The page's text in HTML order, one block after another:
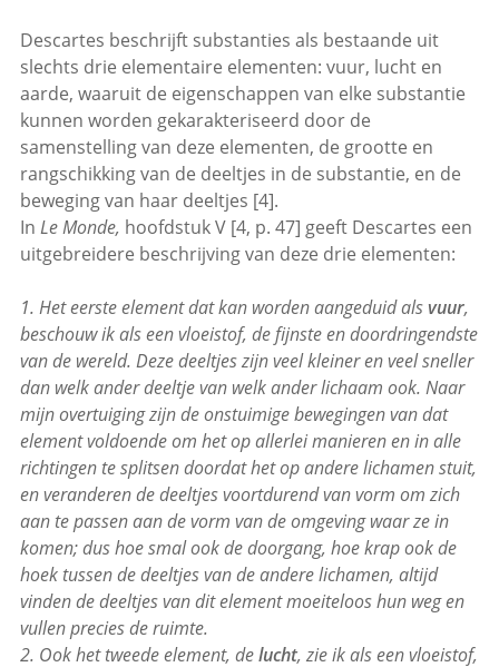
Descartes beschrijft substanties als bestaande uit
slechts drie elementaire elementen: vuur, lucht en
aarde, waaruit de eigenschappen van elke substantie
kunnen worden gekarakteriseerd door de
samenstelling van deze elementen, de grootte en
rangschikking van de deeltjes in de substantie, en de
beweging van haar deeltjes [4].
In Le Monde, hoofdstuk V [4, p. 47] geeft Descartes een
uitgebreidere beschrijving van deze drie elementen:
1. Het eerste element dat kan worden aangeduid alsvuur,
beschouw ik als een vloeistof, de fijnste en doordringendste
van de wereld. Deze deeltjes zijn veel kleiner en veel sneller
dan welk ander deeltje van welk ander lichaam ook. Naar
mijn overtuiging zijn de onstuimige bewegingen van dat
element voldoende om het op allerlei manieren en in alle
richtingen te splitsen doordat het op andere lichamen stuit,
en veranderen de deeltjes voortdurend van vorm om zich
aan te passen aan de vorm van de omgeving waar ze in
komen; dus hoe smal ook de doorgang, hoe krap ook de
hoek tussen de deeltjes van de andere lichamen, altijd
vinden de deeltjes van dit element moeiteloos hun weg en
vullen precies de ruimte.
2. Ook het tweede element, delucht, zie ik als een vloeistof,